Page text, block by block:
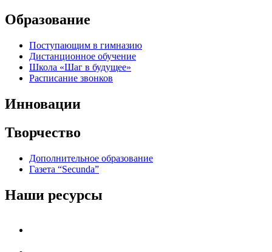
Образование
Поступающим в гимназию
Дистанционное обучение
Школа «Шаг в будущее»
Расписание звонков
Инновации
Творчество
Дополнительное образование
Газета “Secunda”
Наши ресурсы